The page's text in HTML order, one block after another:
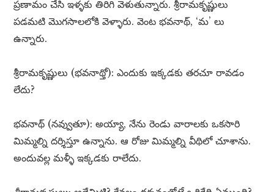
ప్రణామం చేసి ఇళ్ళకు తిరిగి వెళుతున్నారు. శ్రీరామకృష్ణులు
పడమటి మొగసాలలోకి వెళ్ళారు. వెంట భవనాథ్, ‘మ’ లు
ఉన్నారు.
శ్రీరామకృష్ణులు (భవనాథ్తో): ఎందుకు ఇక్కడకు తరచూ రావడం
లేదు?
భవనాథ్ (నవ్వుతూ): అయ్యా, నేను రెండు వారాలకు ఒకసారి
మిమ్మల్ని దర్శిస్తూ ఉన్నాను. ఆ రోజు మిమ్మల్ని వీథిలో చూశాను.
అందువల్ల మళ్ళీ ఇక్కడకు రాలేదు.